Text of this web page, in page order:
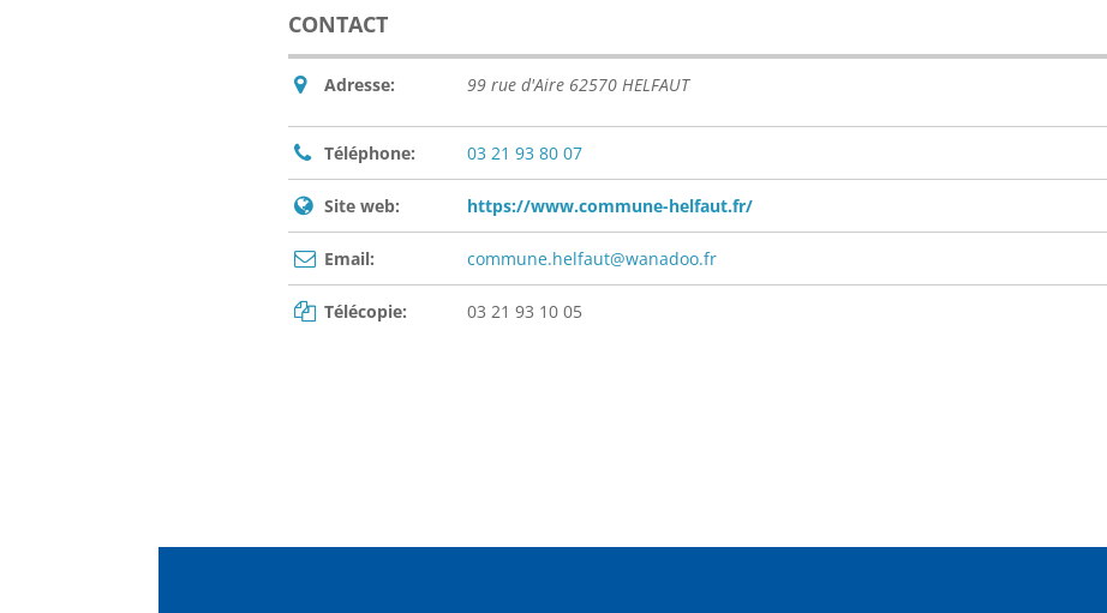
CONTACT
Adresse: 99 rue d'Aire 62570 HELFAUT
Téléphone: 03 21 93 80 07
Site web: https://www.commune-helfaut.fr/
Email: commune.helfaut@wanadoo.fr
Télécopie: 03 21 93 10 05